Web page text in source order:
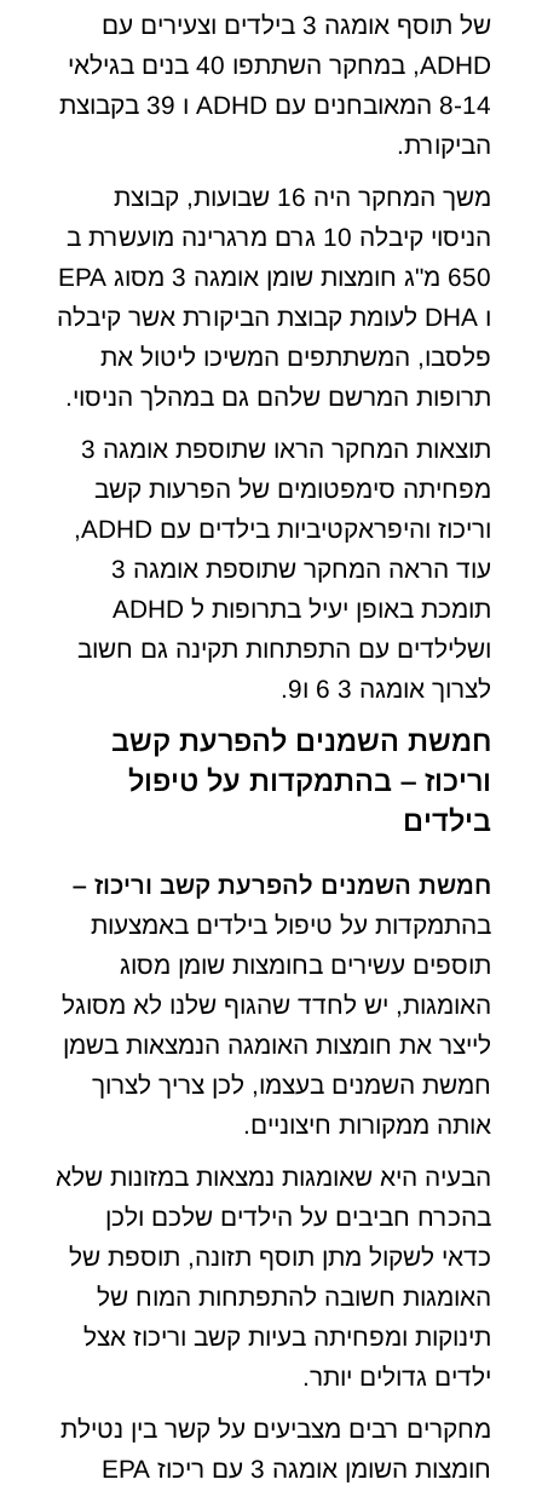
של תוסף אומגה 3 בילדים וצעירים עם
ADHD, במחקר השתתפו 40 בנים בגילאי
8-14 המאובחנים עם ADHD ו 39 בקבוצת
הביקורת.
משך המחקר היה 16 שבועות, קבוצת
הניסוי קיבלה 10 גרם מרגרינה מועשרת ב
650 מ"ג חומצות שומן אומגה 3 מסוג EPA
ו DHA לעומת קבוצת הביקורת אשר קיבלה
פלסבו, המשתתפים המשיכו ליטול את
תרופות המרשם שלהם גם במהלך הניסוי.
תוצאות המחקר הראו שתוספת אומגה 3
מפחיתה סימפטומים של הפרעות קשב
וריכוז והיפראקטיביות בילדים עם ADHD,
עוד הראה המחקר שתוספת אומגה 3
תומכת באופן יעיל בתרופות ל ADHD
ושלילדים עם התפתחות תקינה גם חשוב
לצרוך אומגה 3 6 ו9.
חמשת השמנים להפרעת קשב
וריכוז – בהתמקדות על טיפול
בילדים
חמשת השמנים להפרעת קשב וריכוז –
בהתמקדות על טיפול בילדים באמצעות
תוספים עשירים בחומצות שומן מסוג
האומגות, יש לחדד שהגוף שלנו לא מסוגל
לייצר את חומצות האומגה הנמצאות בשמן
חמשת השמנים בעצמו, לכן צריך לצרוך
אותה ממקורות חיצוניים.
הבעיה היא שאומגות נמצאות במזונות שלא
בהכרח חביבים על הילדים שלכם ולכן
כדאי לשקול מתן תוסף תזונה, תוספת של
האומגות חשובה להתפתחות המוח של
תינוקות ומפחיתה בעיות קשב וריכוז אצל
ילדים גדולים יותר.
מחקרים רבים מצביעים על קשר בין נטילת
חומצות השומן אומגה 3 עם ריכוז EPA